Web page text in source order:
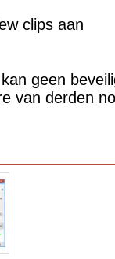
clips aan
geen
van derden